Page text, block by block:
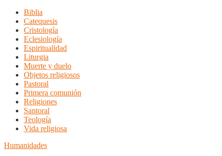
Biblia
Catequesis
Cristología
Eclesiología
Espiritualidad
Liturgia
Muerte y duelo
Objetos religiosos
Pastoral
Primera comunión
Religiones
Santoral
Teología
Vida religiosa
Humanidades